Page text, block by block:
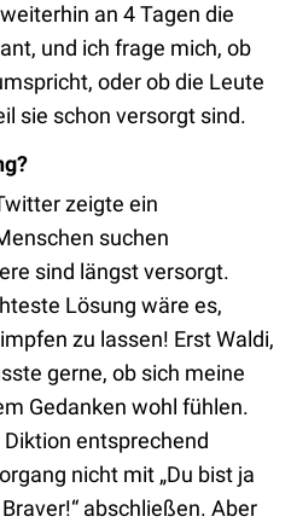
an 4 Tagen die
und ich frage mich, ob
oder ob die Leute
sie schon versorgt sind.
zeigte ein
suchen
sind längst versorgt.
Lösung wäre es,
zu lassen! Erst Waldi,
gerne, ob sich meine
Gedanken wohl fühlen.
entsprechend
nicht mit „Du bist ja
abschließen. Aber